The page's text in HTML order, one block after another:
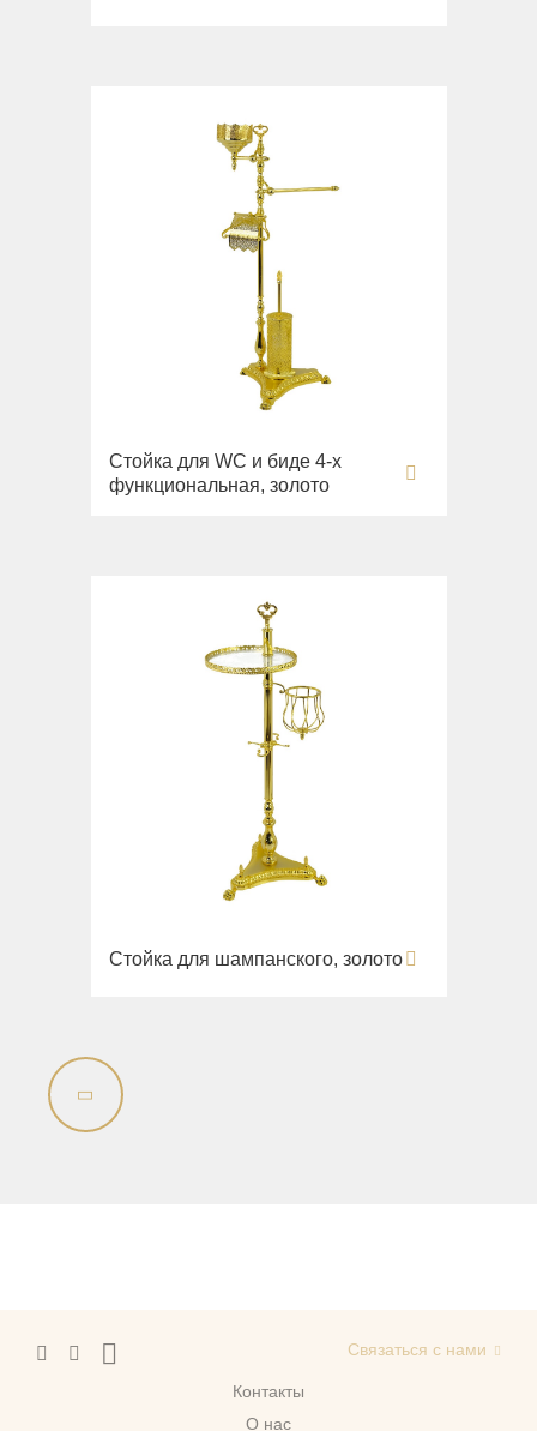
Стойка для WC и биде 4-х
функциональная, золото
Стойка для шампанского, золото
Контакты
О нас
Связаться с нами